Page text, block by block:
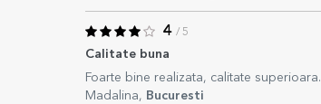
4 / 5
Calitate buna
Foarte bine realizata, calitate superioara.
Madalina, Bucuresti